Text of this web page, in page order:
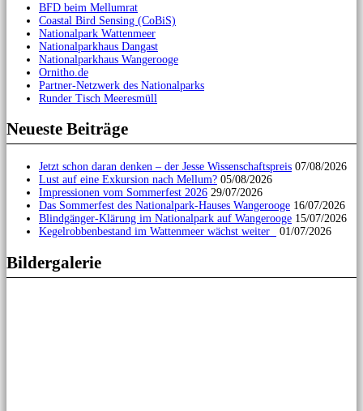
BFD beim Mellumrat
Coastal Bird Sensing (CoBiS)
Nationalpark Wattenmeer
Nationalparkhaus Dangast
Nationalparkhaus Wangerooge
Ornitho.de
Partner-Netzwerk des Nationalparks
Runder Tisch Meeresmüll
Neueste Beiträge
Jetzt schon daran denken – der Jesse Wissenschaftspreis 07/08/2026
Lust auf eine Exkursion nach Mellum? 05/08/2026
Impressionen vom Sommerfest 2026 29/07/2026
Das Sommerfest des Nationalpark-Hauses Wangerooge 16/07/2026
Blindgänger-Klärung im Nationalpark auf Wangerooge 15/07/2026
Kegelrobbenbestand im Wattenmeer wächst weiter
01/07/2026
Bildergalerie